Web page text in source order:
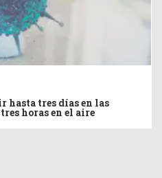
hasta tres días en las
horas en el aire